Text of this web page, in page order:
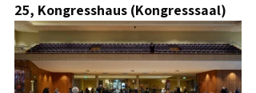
25, Kongresshaus (Kongresssaal)